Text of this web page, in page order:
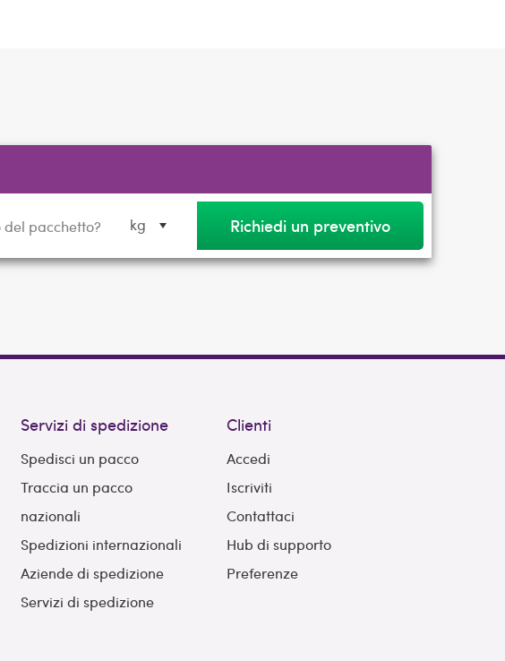
kg Richiedi un preventivo
Servizi di spedizione
Spedisci un pacco
Traccia un pacco
nazionali
Spedizioni internazionali
Aziende di spedizione
Servizi di spedizione
Clienti
Accedi
Iscriviti
Contattaci
Hub di supporto
Preferenze